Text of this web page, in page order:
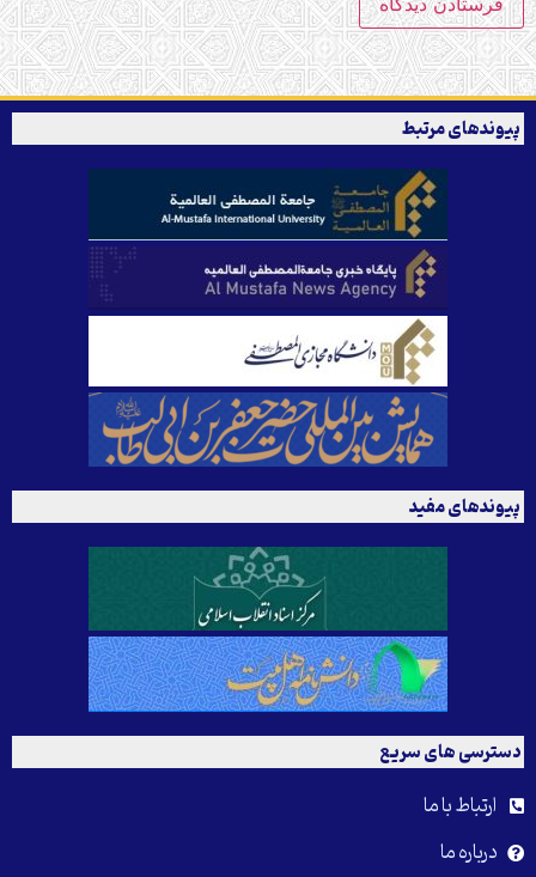
پیوندهای مرتبط
پیوندهای مفید
دسترسی های سریع
ارتباط با ما
درباره ما